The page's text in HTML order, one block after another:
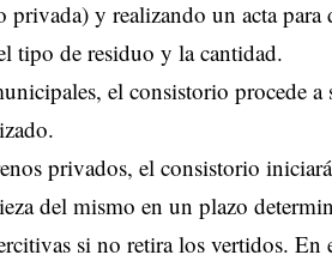
y realizando un acta para
tipo de residuo y la cantidad.
el consistorio procede
privados, el consistorio
del mismo en un plazo
si no retira los vertidos. En